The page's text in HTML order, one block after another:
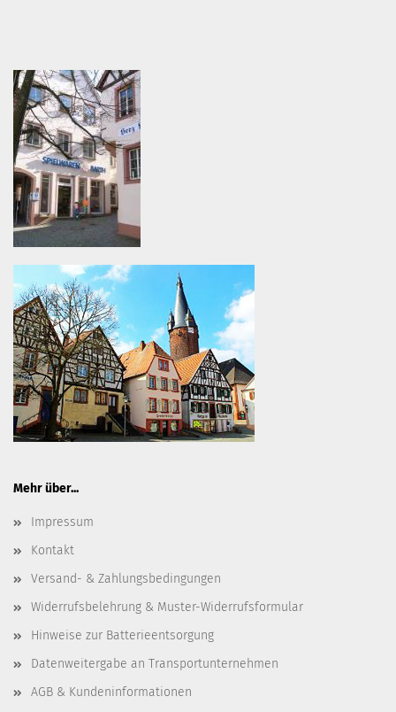
Mehr über...
Impressum
Kontakt
Versand- & Zahlungsbedingungen
Widerrufsbelehrung & Muster-Widerrufsformular
Hinweise zur Batterieentsorgung
Datenweitergabe an Transportunternehmen
AGB & Kundeninformationen